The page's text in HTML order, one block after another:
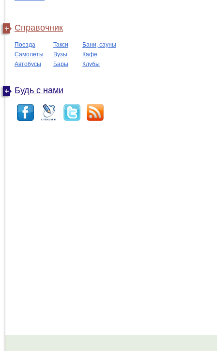
Справочник
Поезда Такси
Бани, сауны
Самолеты
Вузы
Кафе
Автобусы
Бары Клубы
Будь с нами